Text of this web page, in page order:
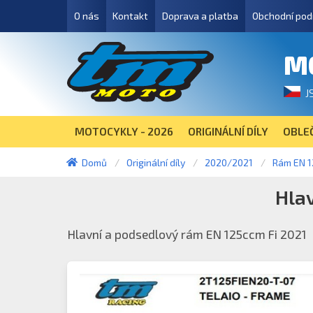
O nás Kontakt Doprava a platba Obchodní
MOTOCYKLY - 2026 ORIGINÁLNÍ DÍLY
Domů Originální díly 2020/2021 Rám EN
Hlavní a podsedlový rám EN 125ccm Fi 2021